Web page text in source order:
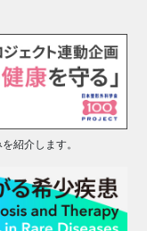
紹介します。